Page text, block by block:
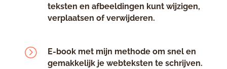
teksten en afbeeldingen kunt wijzigen,
verplaatsen of verwijderen.
=
E-book met mijn methode om snel en
gemakkelijk je webteksten te schrijven.